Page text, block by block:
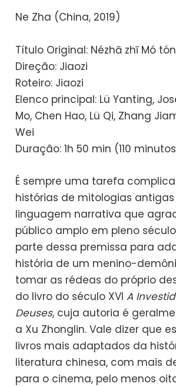
Ne Zha (China, 2019)
Título Original: Nézhā zhī Mó
Direção: Jiaozi
Roteiro: Jiaozi
Elenco principal: Lü Yanting,
Mo, Chen Hao, Lü Qi, Zhang
Wei
Duração: 1h 50 min (110
É sempre uma tarefa
histórias de mitologias
linguagem narrativa que
público amplo em pleno século
parte dessa premissa para
história de um menino-
tomar as rédeas do próprio
do livro do século XVIA
Deuses, cuja autoria é
a Xu Zhonglin. Vale dizer que
livros mais adaptados da
literatura chinesa, com mais
para o cinema, pelo menos